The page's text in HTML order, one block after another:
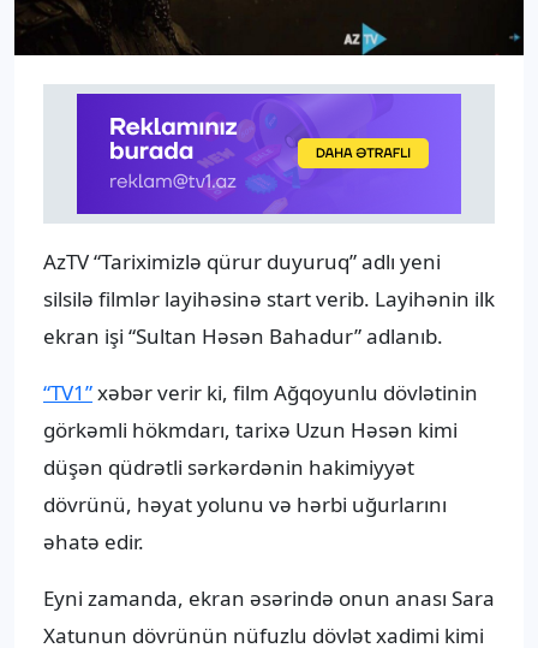
AzTV “Tariximizlə qürur duyuruq” adlı yeni
silsilə filmlər layihəsinə start verib. Layihənin ilk
ekran işi “Sultan Həsən Bahadur” adlanıb.
“TV1”xəbər verir ki, film Ağqoyunlu dövlətinin
görkəmli hökmdarı, tarixə Uzun Həsən kimi
düşən qüdrətli sərkərdənin hakimiyyət
dövrünü, həyat yolunu və hərbi uğurlarını
əhatə edir.
Eyni zamanda, ekran əsərində onun anası Sara
Xatunun dövrünün nüfuzlu dövlət xadimi kimi